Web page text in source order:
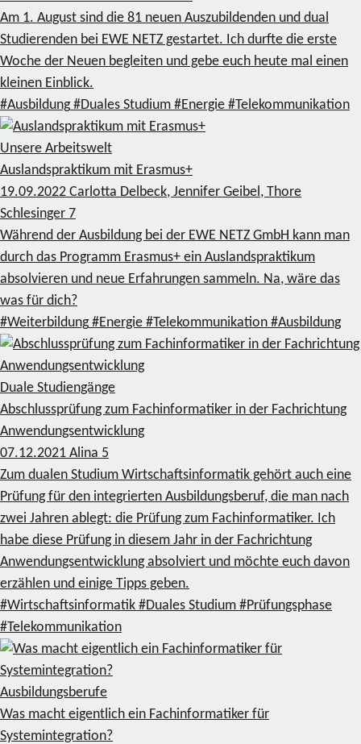
Am 1. August sind die 81 neuen Auszubildenden und dual
Studierenden bei EWE NETZ gestartet. Ich durfte die erste
Woche der Neuen begleiten und gebe euch heute mal einen
kleinen Einblick.
#Ausbildung #Duales Studium #Energie #Telekommunikation
Unsere Arbeitswelt
Auslandspraktikum mit Erasmus+
19.09.2022 Carlotta Delbeck, Jennifer Geibel, Thore
Schlesinger 7
Während der Ausbildung bei der EWE NETZ GmbH kann man
durch das Programm Erasmus+ ein Auslandspraktikum
absolvieren und neue Erfahrungen sammeln. Na, wäre das
was für dich?
#Weiterbildung #Energie #Telekommunikation #Ausbildung
Duale Studiengänge
Abschlussprüfung zum Fachinformatiker in der Fachrichtung
Anwendungsentwicklung
07.12.2021 Alina 5
Zum dualen Studium Wirtschaftsinformatik gehört auch eine
Prüfung für den integrierten Ausbildungsberuf, die man nach
zwei Jahren ablegt: die Prüfung zum Fachinformatiker. Ich
habe diese Prüfung in diesem Jahr in der Fachrichtung
Anwendungsentwicklung absolviert und möchte euch davon
erzählen und einige Tipps geben.
#Wirtschaftsinformatik #Duales Studium #Prüfungsphase
#Telekommunikation
Ausbildungsberufe
Was macht eigentlich ein Fachinformatiker für
Systemintegration?